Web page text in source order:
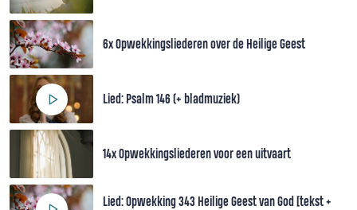
6x Opwekkingsliederen over de Heilige Geest
Lied: Psalm 146 (+ bladmuziek)
14x Opwekkingsliederen voor een uitvaart
Lied: Opwekking 343 Heilige Geest van God [tekst +